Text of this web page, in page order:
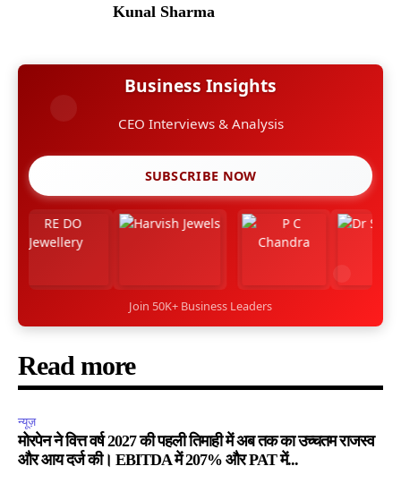
Kunal Sharma
Business Insights
CEO Interviews & Analysis
SUBSCRIBE NOW
Join 50K+ Business Leaders
Read more
न्यूज़
मोरपेन ने वित्त वर्ष 2027 की पहली तिमाही में अब तक का उच्चतम राजस्व
और आय दर्ज की। EBITDA में 207% और PAT में...